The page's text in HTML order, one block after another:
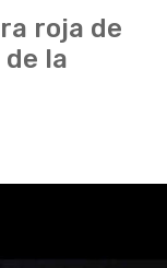
roja de
la